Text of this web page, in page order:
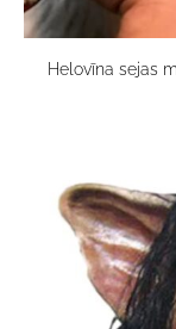
Helovīna sejas